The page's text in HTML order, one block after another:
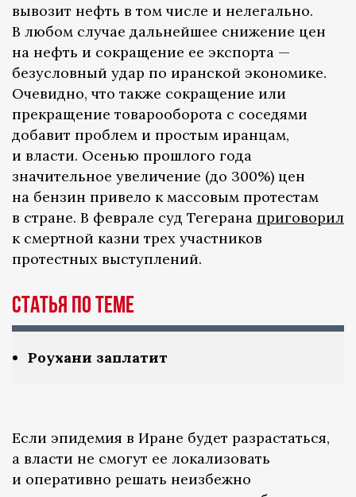
вывозит нефть в том числе и нелегально.
В любом случае дальнейшее снижение цен
на нефть и сокращение ее экспорта —
безусловный удар по иранской экономике.
Очевидно, что также сокращение или
прекращение товарооборота с соседями
добавит проблем и простым иранцам,
и власти. Осенью прошлого года
значительное увеличение (до 300%) цен
на бензин привело к массовым протестам
в стране. В феврале суд Тегерана приговорил
к смертной казни трех участников
протестных выступлений.
Статья по теме
Роухани заплатит
Если эпидемия в Иране будет разрастаться,
а власти не смогут ее локализовать
и оперативно решать неизбежно